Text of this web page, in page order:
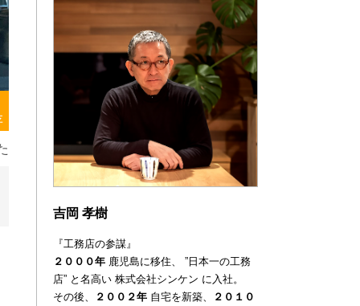
吉岡 孝樹
『工務店の参謀』
２０００年 鹿児島に移住、
”日本一の工務
店” と名高い 株式会社シンケン に入社。
その後、
２００２年 自宅を新築、
２０１０